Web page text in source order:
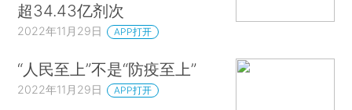
超34.43亿剂次
2022年11月29日 APP打开
“人民至上”不是“防疫至上”
2022年11月29日 APP打开